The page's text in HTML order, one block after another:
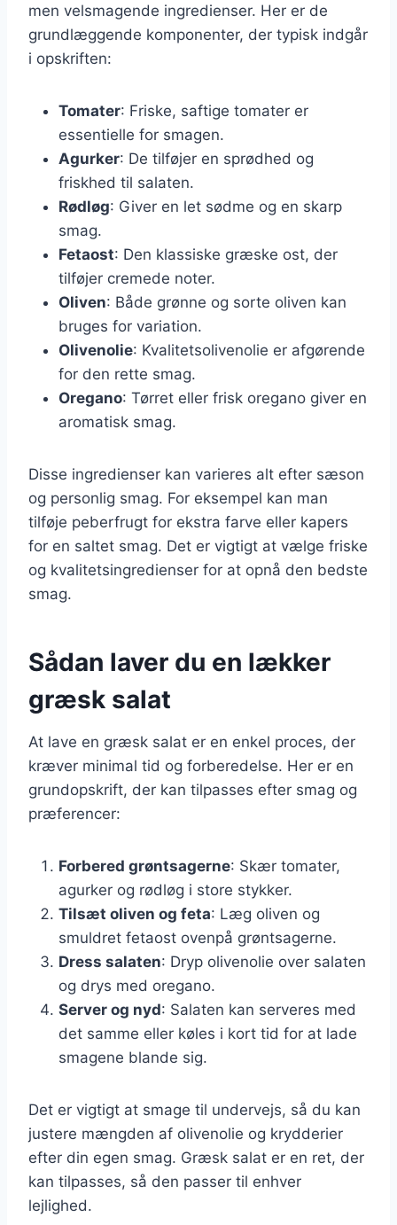
men velsmagende ingredienser. Her er de
grundlæggende komponenter, der typisk indgår
i opskriften:
Tomater: Friske, saftige tomater er
essentielle for smagen.
Agurker: De tilføjer en sprødhed og
friskhed til salaten.
Rødløg: Giver en let sødme og en skarp
smag.
Fetaost: Den klassiske græske ost, der
tilføjer cremede noter.
Oliven: Både grønne og sorte oliven kan
bruges for variation.
Olivenolie: Kvalitetsolivenolie er afgørende
for den rette smag.
Oregano: Tørret eller frisk oregano giver en
aromatisk smag.
Disse ingredienser kan varieres alt efter sæson
og personlig smag. For eksempel kan man
tilføje peberfrugt for ekstra farve eller kapers
for en saltet smag. Det er vigtigt at vælge friske
og kvalitetsingredienser for at opnå den bedste
smag.
Sådan laver du en lækker
græsk salat
At lave en græsk salat er en enkel proces, der
kræver minimal tid og forberedelse. Her er en
grundopskrift, der kan tilpasses efter smag og
præferencer:
Forbered grøntsagerne: Skær tomater,
agurker og rødløg i store stykker.
Tilsæt oliven og feta: Læg oliven og
smuldret fetaost ovenpå grøntsagerne.
Dress salaten: Dryp olivenolie over salaten
og drys med oregano.
Server og nyd: Salaten kan serveres med
det samme eller køles i kort tid for at lade
smagene blande sig.
Det er vigtigt at smage til undervejs, så du kan
justere mængden af olivenolie og krydderier
efter din egen smag. Græsk salat er en ret, der
kan tilpasses, så den passer til enhver
lejlighed.